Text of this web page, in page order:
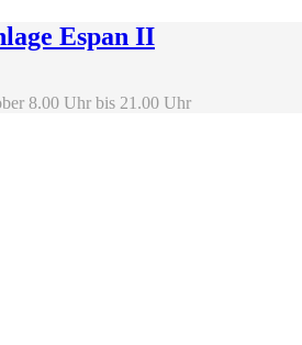
Espan II
8.00 Uhr bis 21.00 Uhr